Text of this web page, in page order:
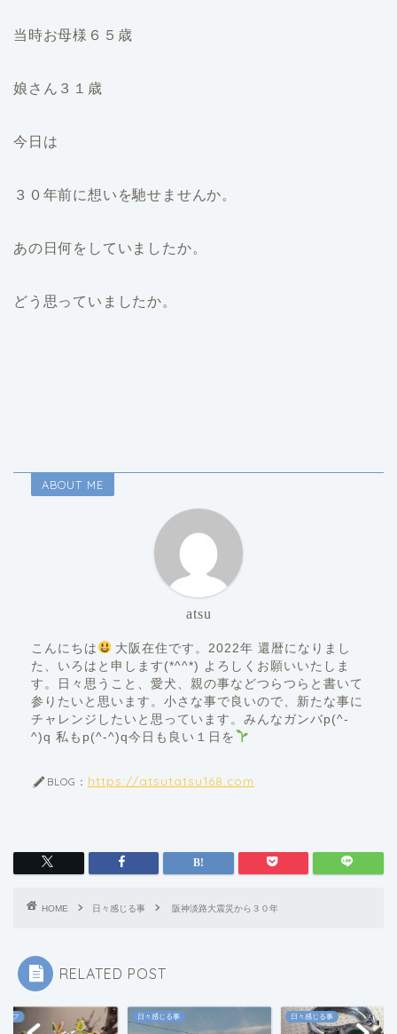
当時お母様６５歳
娘さん３１歳
今日は
３０年前に想いを馳せませんか。
あの日何をしていましたか。
どう思っていましたか。
ABOUT ME
atsu
こんにちは
大阪在住です。2022年 還暦になりまし
た、いろはと申します(*^^*) よろしくお願いいたしま
す。日々思うこと、愛犬、親の事などつらつらと書いて
参りたいと思います。小さな事で良いので、新たな事に
チャレンジしたいと思っています。みんなガンバp(^-
^)q 私もp(^-^)q今日も良い１日を
BLOG： https://atsutatsu168.com
HOME 日々感じる事 阪神淡路大震災から３０年
RELATED POST
イフ 日々感じる事 日々感じる事